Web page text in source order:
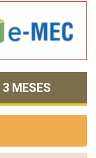
3 MESES